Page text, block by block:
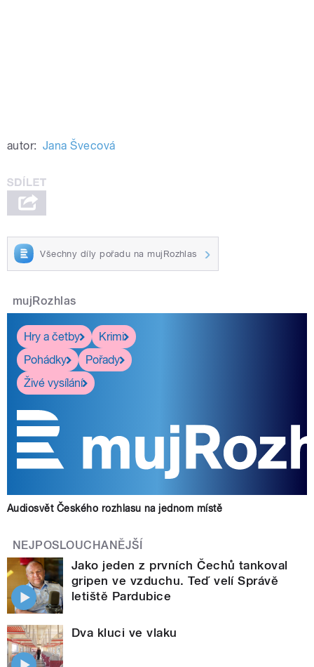
autor: Jana Švecová
Všechny díly pořadu na mujRozhlas
mujRozhlas
Hry a četby
Krimi
Pohádky
Pořady
Živé vysílání
Audiosvět Českého rozhlasu na jednom místě
NEJPOSLOUCHANĚJŠÍ
Jako jeden z prvních Čechů tankoval
gripen ve vzduchu. Teď velí Správě
letiště Pardubice
Dva kluci ve vlaku